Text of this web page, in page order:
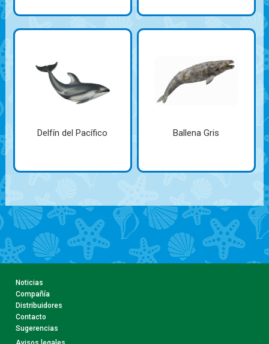
Delfín del Pacífico Ballena Gris
Noticias
Compañía
Distribuidores
Contacto
Sugerencias